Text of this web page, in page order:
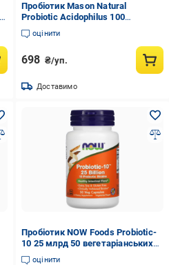
Пробіотик Mason Natural
Probiotic Acidophilus 100
таблеток зі смаком полуниці
(000021149)
оцінити
698 ₴/уп.
Доставимо
Пробіотик NOW Foods Probiotic-
10 25 млрд 50 вегетаріанських
капс. (NOW-02926)
оцінити